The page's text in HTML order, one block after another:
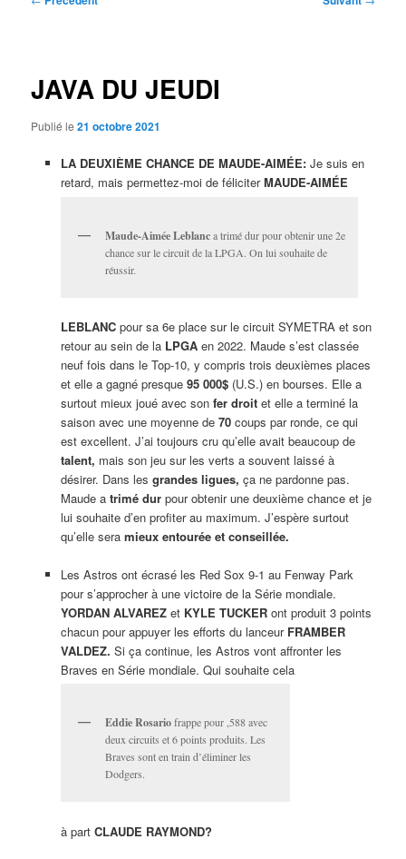
JAVA DU JEUDI
Publié le21 octobre 2021
LA DEUXIÈME CHANCE DE MAUDE-AIMÉE: Je suis en
retard, mais permettez-moi de féliciterMAUDE-AIMÉE
Maude-Aimée Leblanca trimé dur pour obtenir une 2e
chance sur le circuit de la LPGA. On lui souhaite de
réussir.
LEBLANCpour sa 6e place sur le circuit SYMETRA et son
retour au sein de la LPGAen 2022. Maude s’est classée
neuf fois dans le Top-10, y compris trois deuxièmes places
et elle a gagné presque 95 000$(U.S.) en bourses. Elle a
surtout mieux joué avec son fer droitet elle a terminé la
saison avec une moyenne de 70coups par ronde, ce qui
est excellent. J’ai toujours cru qu’elle avait beaucoup de
talent, mais son jeu sur les verts a souvent laissé à
désirer. Dans les grandes ligues, ça ne pardonne pas.
Maude a trimé durpour obtenir une deuxième chance et je
lui souhaite d’en profiter au maximum. J’espère surtout
qu’elle sera mieux entourée et conseillée.
Les Astros ont écrasé les Red Sox 9-1 au Fenway Park
pour s’approcher à une victoire de la Série mondiale.
YORDAN ALVAREZet KYLE TUCKERont produit 3 points
chacun pour appuyer les efforts du lanceur FRAMBER
VALDEZ. Si ça continue, les Astros vont affronter les
Braves en Série mondiale. Qui souhaite cela
Eddie Rosariofrappe pour ,588 avec
deux circuits et 6 points produits. Les
Braves sont en train d’éliminer les
Dodgers.
à part CLAUDE RAYMOND?